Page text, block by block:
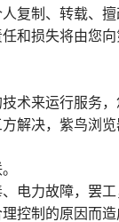
复制、转载、
和损失将由您
术来运行服务
解决，紫鸟浏
电力故障，罢
控制的原因而